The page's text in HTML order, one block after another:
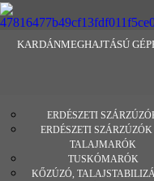
KARDÁNMEGHAJTÁSÚ
ERDÉSZETI
ERDÉSZETI SZÁRZÚZÓK
TALAJMARÓK
TUSKÓMARÓK
KŐZÚZÓ,